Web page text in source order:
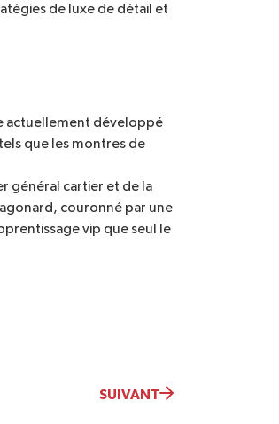
de luxe de détail et
actuellement développé
que les montres de
général cartier et de la
couronné par une
vip que seul le
SUIVANT